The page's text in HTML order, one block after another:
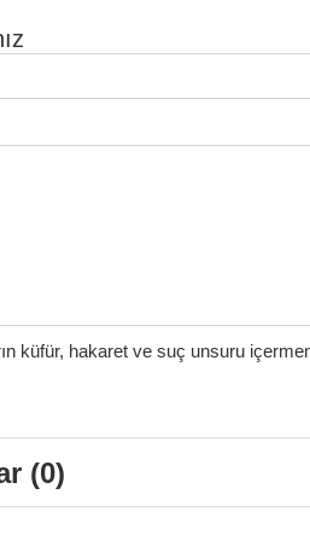
küfür, hakaret ve suç unsuru
(0)